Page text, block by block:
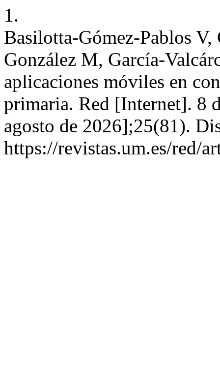
1.
Basilotta-Gómez-Pablos
González M, García-
aplicaciones móviles en
primaria. Red [Internet]. 8
agosto de 2026];25(81).
https://revistas.um.es/red/